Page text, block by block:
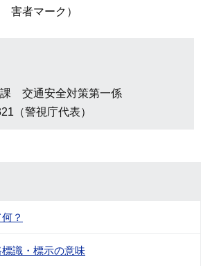
害者マーク）
交通安全対策第一係
（警視庁代表）
？
識・標示の意味